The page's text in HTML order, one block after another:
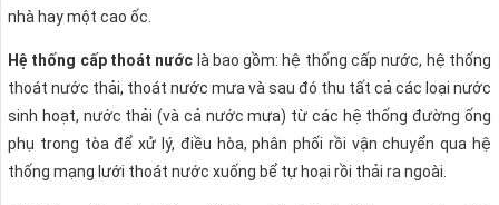
nhà hay một cao ốc.
Hệ thống cấp thoát nước là bao gồm: hệ thống cấp nước, hệ thống
thoát nước thải, thoát nước mưa và sau đó thu tất cả các loại nước
sinh hoạt, nước thải (và cả nước mưa) từ các hệ thống đường ống
phụ trong tòa để xử lý, điều hòa, phân phối rồi vận chuyển qua hệ
thống mạng lưới thoát nước xuống bể tự hoại rồi thải ra ngoài.